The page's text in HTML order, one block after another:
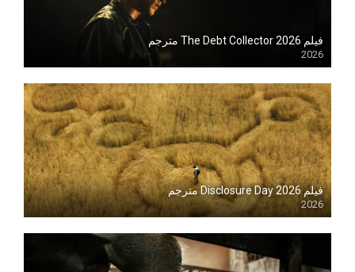
فيلم The Debt Collector 2026 مترجم
2026
Blu-ray
فيلم Disclosure Day 2026 مترجم
2026
Blu-ray